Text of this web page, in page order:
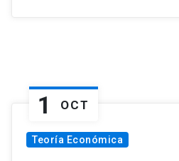
1 OCT
Teoría Económica